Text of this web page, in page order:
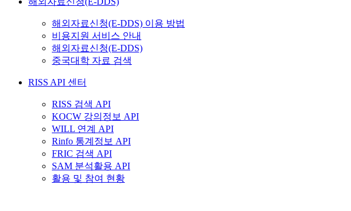
해외자료신청(E-DDS) 이용 방법
비용지원 서비스 안내
해외자료신청(E-DDS)
중국대학 자료 검색
RISS API 센터
RISS 검색 API
KOCW 강의정보 API
WILL 연계 API
Rinfo 통계정보 API
FRIC 검색 API
SAM 분석활용 API
활용 및 참여 현황